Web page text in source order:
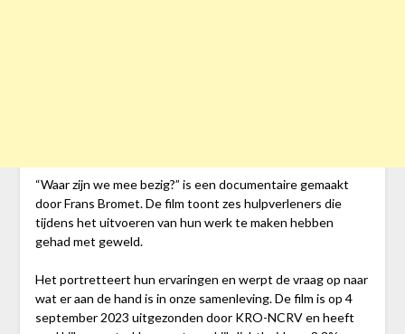
“Waar zijn we mee bezig?” is een documentaire gemaakt
door Frans Bromet. De film toont zes hulpverleners die
tijdens het uitvoeren van hun werk te maken hebben
gehad met geweld.
Het portretteert hun ervaringen en werpt de vraag op naar
wat er aan de hand is in onze samenleving. De film is op 4
september 2023 uitgezonden door KRO-NCRV en heeft